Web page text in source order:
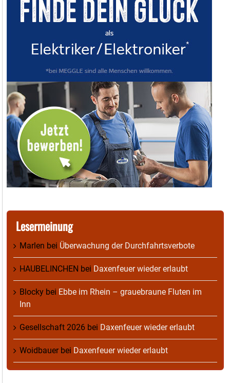
Lesermeinung
Marlen bei Überwachung der Durchfahrtsverbote
HAUBELINCHEN bei Daxenfeuer wieder erlaubt
Blocky bei Ebbe im Rhein – grauebraune Fluten im
Inn
Gesellschaft 2026 bei Daxenfeuer wieder erlaubt
Woidbauerbei Daxenfeuer wieder erlaubt